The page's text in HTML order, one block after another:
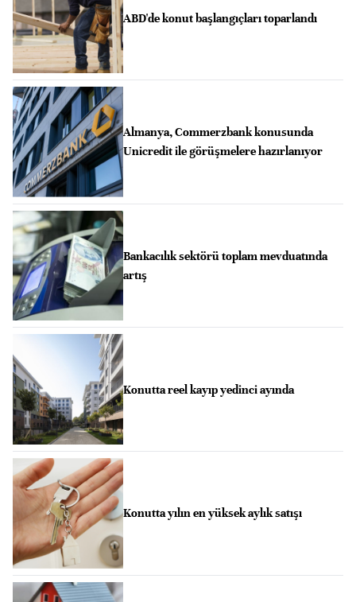
ABD'de konut başlangıçları toparlandı
Almanya, Commerzbank konusunda
Unicredit ile görüşmelere hazırlanıyor
Bankacılık sektörü toplam mevduatında
artış
Konutta reel kayıp yedinci ayında
Konutta yılın en yüksek aylık satışı